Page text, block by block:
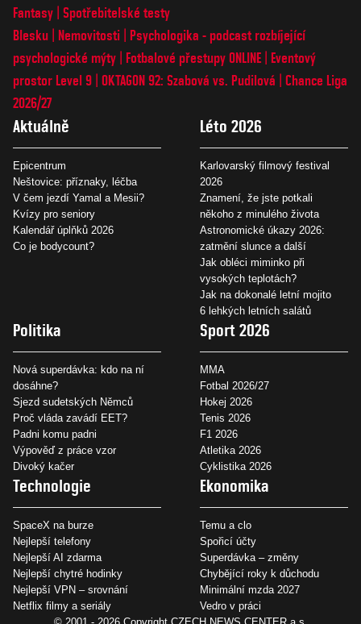
Fantasy Spotřebitelské testy
Blesku
Nemovitosti
Psychologika - podcast rozbíjející
psychologické mýty
Fotbalové přestupy ONLINE
Eventový
prostor Level 9 OKTAGON 92: Szabová vs. Pudilová
Chance Liga
2026/27
Aktuálně
Epicentrum
Neštovice: příznaky, léčba
V čem jezdí Yamal a Mesii?
Kvízy pro seniory
Kalendář úplňků 2026
Co je bodycount?
Léto 2026
Karlovarský filmový festival
2026
Znamení, že jste potkali
někoho z minulého života
Astronomické úkazy 2026:
zatmění slunce a další
Jak obléci miminko při
vysokých teplotách?
Jak na dokonalé letní mojito
6 lehkých letních salátů
Politika
Nová superdávka: kdo na ní
dosáhne?
Sjezd sudetských Němců
Proč vláda zavádí EET?
Padni komu padni
Výpověď z práce vzor
Divoký kačer
Sport 2026
MMA
Fotbal 2026/27
Hokej 2026
Tenis 2026
F1 2026
Atletika 2026
Cyklistika 2026
Technologie
SpaceX na burze
Nejlepší telefony
Nejlepší AI zdarma
Nejlepší chytré hodinky
Nejlepší VPN – srovnání
Netflix filmy a seriály
Ekonomika
Temu a clo
Spořicí účty
Superdávka – změny
Chybějící roky k důchodu
Minimální mzda 2027
Vedro v práci